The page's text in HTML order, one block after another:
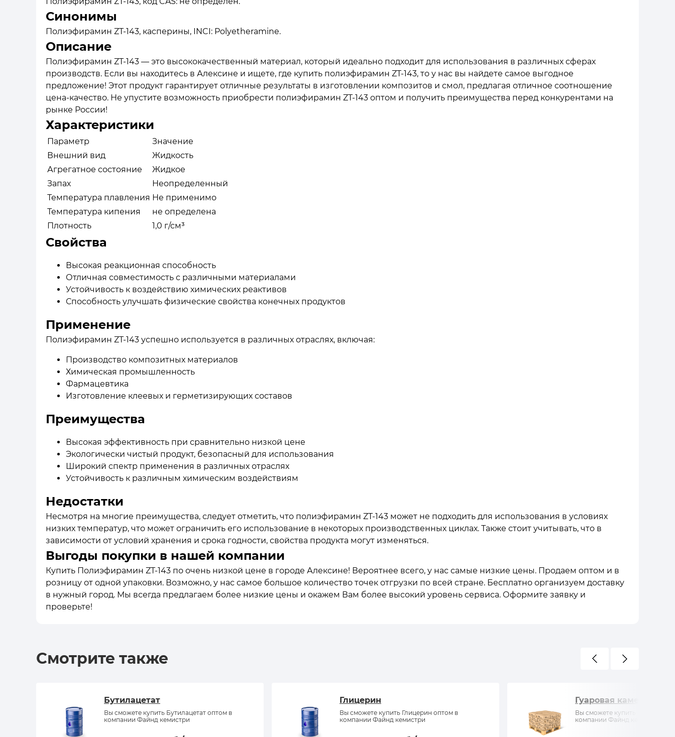
Синонимы
Полиэфирамин ZT-143, касперины, INCI: Polyetheramine.
Описание
Полиэфирамин ZT-143 — это высококачественный материал, который идеально подходит для использования в различных сферах
производств. Если вы находитесь в Алексине и ищете, где купить полиэфирамин ZT-143, то у нас вы найдете самое выгодное
предложение! Этот продукт гарантирует отличные результаты в изготовлении композитов и смол, предлагая отличное соотношение
цена-качество. Не упустите возможность приобрести полиэфирамин ZT-143 оптом и получить преимущества перед конкурентами на
рынке России!
Характеристики
Параметр
Значение
Внешний вид
Жидкость
Агрегатное состояние
Жидкое
Запах
Неопределенный
Температура плавления Не применимо
Температура кипения
не определена
Плотность
1,0 г/см³
Свойства
Высокая реакционная способность
Отличная совместимость с различными материалами
Устойчивость к воздействию химических реактивов
Способность улучшать физические свойства конечных продуктов
Применение
Полиэфирамин ZT-143 успешно используется в различных отраслях, включая:
Производство композитных материалов
Химическая промышленность
Фармацевтика
Изготовление клеевых и герметизирующих составов
Преимущества
Высокая эффективность при сравнительно низкой цене
Экологически чистый продукт, безопасный для использования
Широкий спектр применения в различных отраслях
Устойчивость к различным химическим воздействиям
Недостатки
Несмотря на многие преимущества, следует отметить, что полиэфирамин ZT-143 может не подходить для использования в условиях
низких температур, что может ограничить его использование в некоторых производственных циклах. Также стоит учитывать, что в
зависимости от условий хранения и срока годности, свойства продукта могут изменяться.
Выгоды покупки в нашей компании
Купить Полиэфирамин ZT-143 по очень низкой цене в городе Алексине! Вероятнее всего, у нас самые низкие цены. Продаем оптом и в
розницу от одной упаковки. Возможно, у нас самое большое количество точек отгрузки по всей стране. Бесплатно организуем доставку
в нужный город. Мы всегда предлагаем более низкие цены и окажем Вам более высокий уровень сервиса. Оформите заявку и
проверьте!
Смотрите также
Бутилацетат
Вы сможете купить Бутилацетат оптом в
компании Файнд кемистри
Глицерин
Вы сможете купить Глицерин оптом в
компании Файнд кемистри
Гуаровая камедь
Вы сможете купить Гуаровая
компании Файнд кемистри